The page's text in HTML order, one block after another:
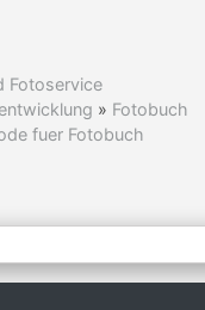
Fotoservice
» Fotobuch
fuer Fotobuch